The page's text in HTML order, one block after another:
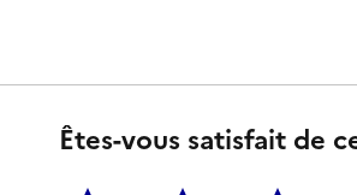
Êtes-vous satisfait de